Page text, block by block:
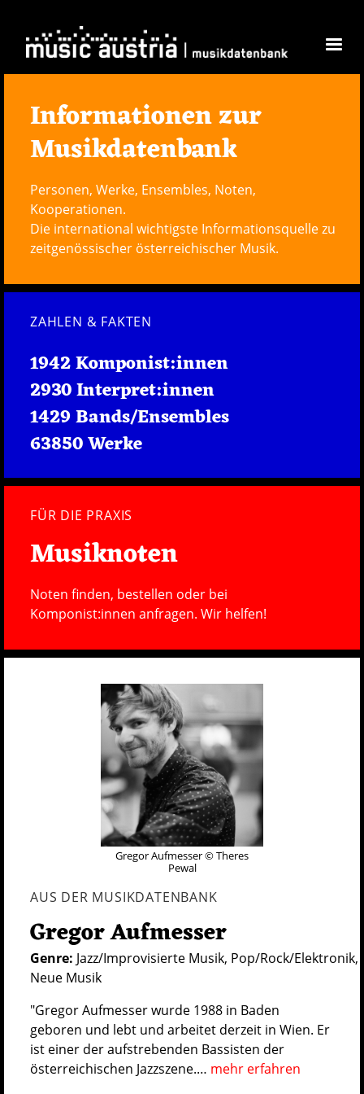
Informationen zur
Musikdatenbank
Personen, Werke, Ensembles, Noten,
Kooperationen.
Die international wichtigste Informationsquelle zu
zeitgenössischer österreichischer Musik.
ZAHLEN & FAKTEN
1942 Komponist:innen
2930 Interpret:innen
1429 Bands/Ensembles
63850 Werke
FÜR DIE PRAXIS
Musiknoten
Noten finden, bestellen oder bei
Komponist:innen anfragen. Wir helfen!
Gregor Aufmesser © Theres
Pewal
AUS DER MUSIKDATENBANK
Gregor Aufmesser
Genre: Jazz/Improvisierte Musik, Pop/Rock/Elektronik,
Neue Musik
"Gregor Aufmesser wurde 1988 in Baden
geboren und lebt und arbeitet derzeit in Wien. Er
ist einer der aufstrebenden Bassisten der
österreichischen Jazzszene.… mehr erfahren